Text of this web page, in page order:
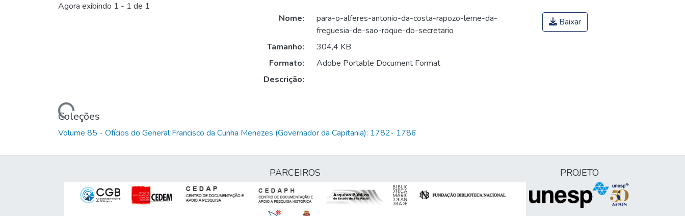
Agora exibindo 1 - 1 de 1
Carregando...
Nome:
para-o-alferes-antonio-da-costa-rapozo-leme-da-
freguesia-de-sao-roque-do-secretario
Tamanho:
304,4 KB
Formato:
Adobe Portable Document Format
Descrição:
Baixar
Coleções
Volume 85 - Ofícios do General Francisco da Cunha Menezes (Governador da Capitania): 1782- 1786
PARCEIROS PROJETO